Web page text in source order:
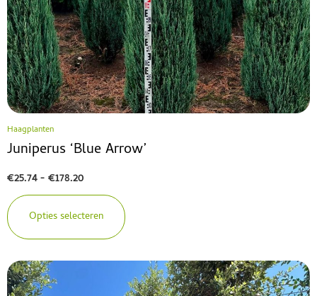
Haagplanten
Juniperus ‘Blue Arrow’
€25.74-€178.20
Opties selecteren